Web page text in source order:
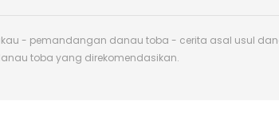
- pemandangan danau toba - cerita asal usul
toba yang direkomendasikan.